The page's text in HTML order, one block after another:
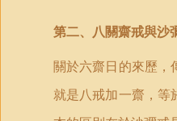
第二、八關齋戒與沙
關於六齋日的來歷，
就是八戒加一齋，等